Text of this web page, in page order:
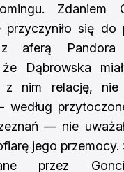
Zdaniem
przyczyniło się do
z aferą Pandora
że Dąbrowska
z nim relację,
— nie
jego
przez